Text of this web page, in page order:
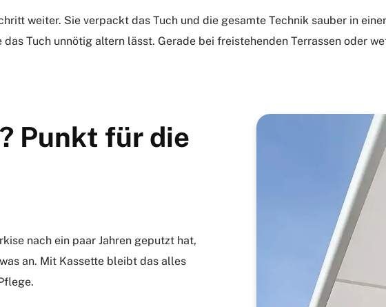
weiter. Sie verpackt das Tuch und die gesamte Technik sauber in
das Tuch unnötig altern lässt. Gerade bei freistehenden Terrassen oder
Punkt für die
nach ein paar Jahren geputzt hat,
an. Mit Kassette bleibt das alles